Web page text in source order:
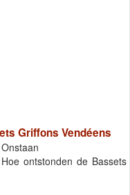
Griffons Vendéens
Onstaan
Hoe ontstonden de Bassets